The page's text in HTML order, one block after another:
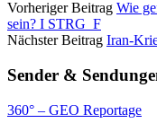
Vorheriger Beitrag Wie
sein? I STRG_F
Nächster Beitrag Iran-
Sender &
360° – GEO Reportage